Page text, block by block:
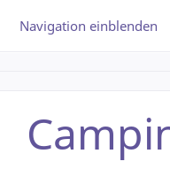
Navigation einblenden